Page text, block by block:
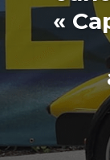
«